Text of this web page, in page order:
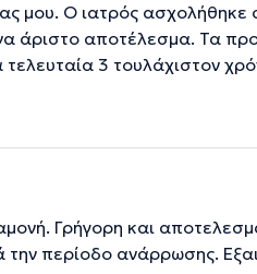
μου. Ο ιατρός
άριστο αποτέλεσμα. Τα
3 τουλάχιστον
Γρήγορη και
την περίοδο ανάρρωσης.